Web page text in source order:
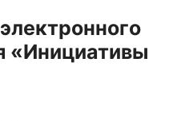
«Инициативы